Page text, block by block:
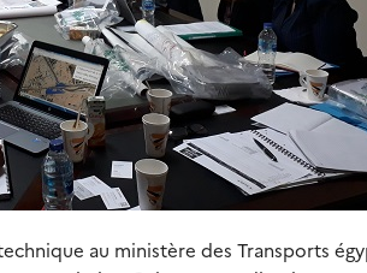
au ministère des Transports